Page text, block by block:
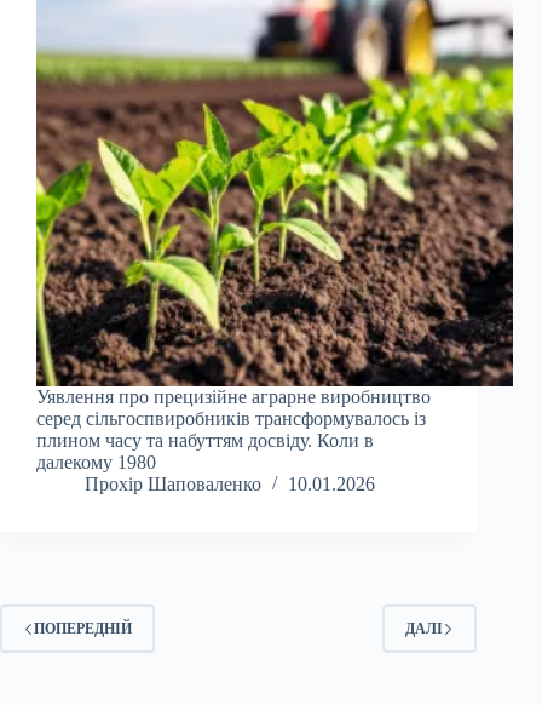
Уявлення про прецизійне аграрне виробництво
серед сільгоспвиробників трансформувалось із
плином часу та набуттям досвіду. Коли в
далекому 1980
Прохір Шаповаленко
10.01.2026
ПОПЕРЕДНІЙ ДАЛІ